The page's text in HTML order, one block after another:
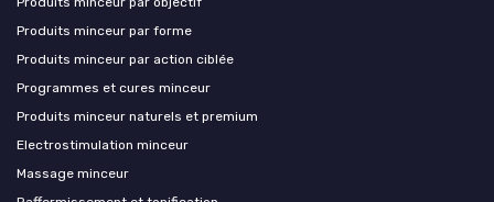
Produits minceur par forme
Produits minceur par action ciblée
Programmes et cures minceur
Produits minceur naturels et premium
Electrostimulation minceur
Massage minceur